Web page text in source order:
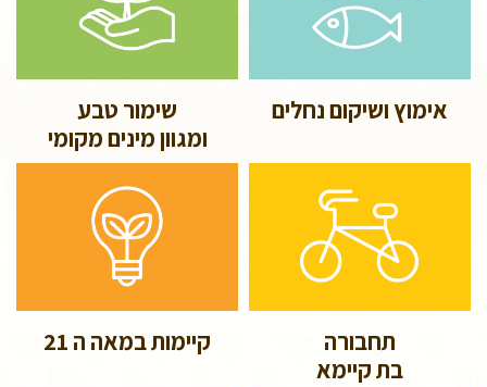
אימוץ ושיקום נחלים
שימור טבע
ומגוון מינים מקומי
תחבורה
בת קיימא
קיימות במאה ה 21